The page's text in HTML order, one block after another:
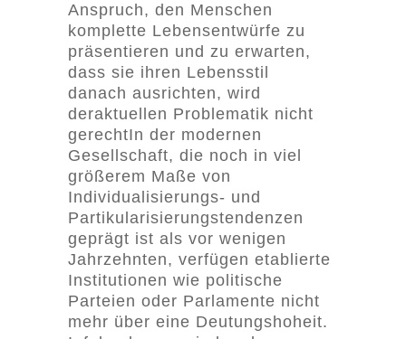
Anspruch, den Menschen
komplette Lebensentwürfe zu
präsentieren und zu erwarten,
dass sie ihren Lebensstil
danach ausrichten, wird
deraktuellen Problematik nicht
gerechtIn der modernen
Gesellschaft, die noch in viel
größerem Maße von
Individualisierungs- und
Partikularisierungstendenzen
geprägt ist als vor wenigen
Jahrzehnten, verfügen etablierte
Institutionen wie politische
Parteien oder Parlamente nicht
mehr über eine Deutungshoheit.